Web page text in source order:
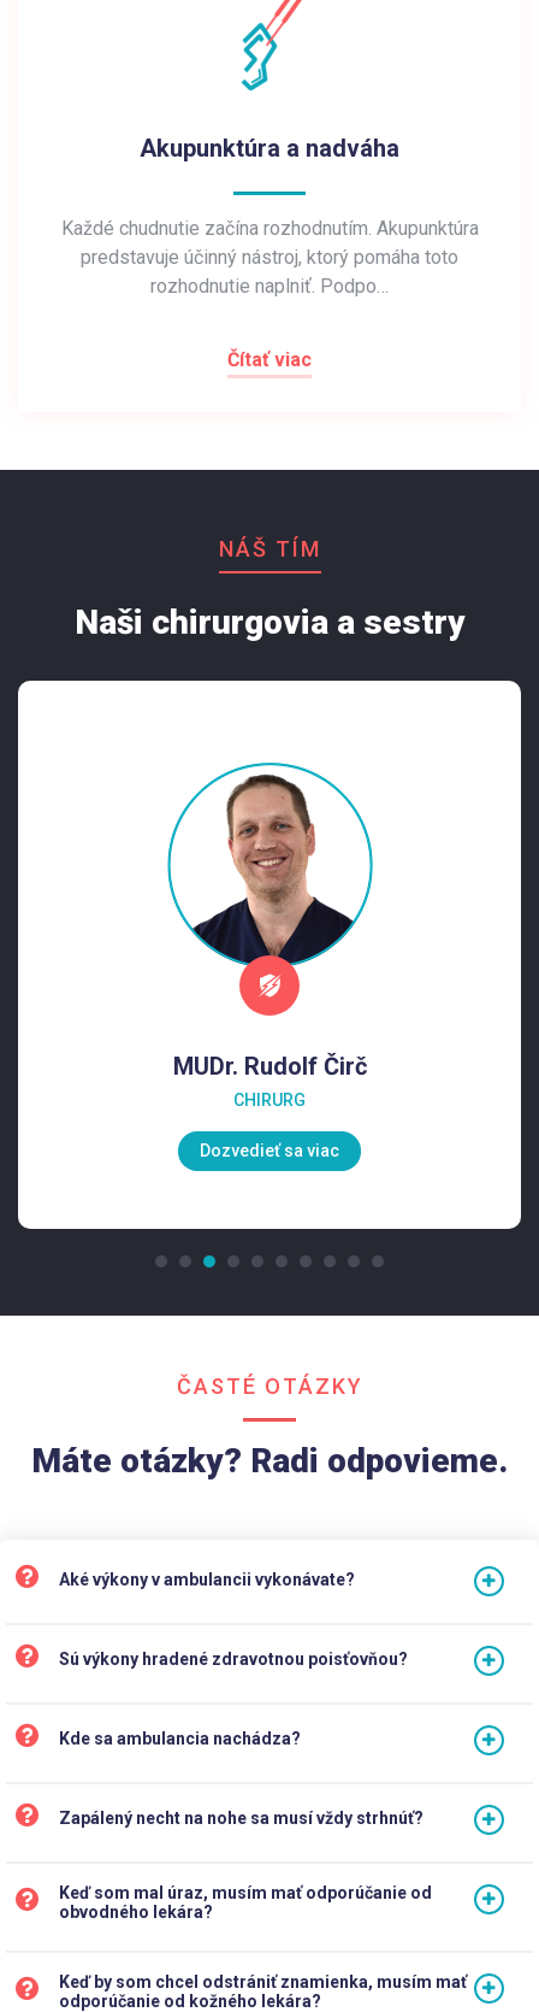
Akupunktúra a nadváha
Každé chudnutie začína rozhodnutím. Akupunktúra
predstavuje účinný nástroj, ktorý pomáha toto
rozhodnutie naplniť. Podpo…
Čítať viac
NÁŠ TÍM
Naši chirurgovia a sestry
MUDr. Rudolf Čirč
CHIRURG
Dozvedieť sa viac
ČASTÉ OTÁZKY
Máte otázky? Radi odpovieme.
Aké výkony v ambulancii vykonávate?
Sú výkony hradené zdravotnou poisťovňou?
Kde sa ambulancia nachádza?
Zapálený necht na nohe sa musí vždy strhnúť?
Keď som mal úraz, musím mať odporúčanie od
obvodného lekára?
Keď by som chcel odstrániť znamienka, musím mať
odporúčanie od kožného lekára?